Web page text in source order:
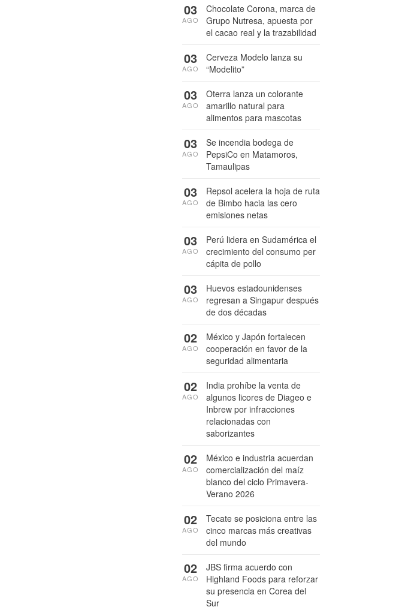
Chocolate Corona, marca de
Grupo Nutresa, apuesta por
el cacao real y la trazabilidad
03
AGO
Cerveza Modelo lanza su
“Modelito”
03
AGO
Oterra lanza un colorante
amarillo natural para
alimentos para mascotas
03
AGO
Se incendia bodega de
PepsiCo en Matamoros,
Tamaulipas
03
AGO
Repsol acelera la hoja de ruta
de Bimbo hacia las cero
emisiones netas
03
AGO
Perú lidera en Sudamérica el
crecimiento del consumo per
cápita de pollo
03
AGO
Huevos estadounidenses
regresan a Singapur después
de dos décadas
03
AGO
México y Japón fortalecen
cooperación en favor de la
seguridad alimentaria
02
AGO
India prohíbe la venta de
algunos licores de Diageo e
Inbrew por infracciones
relacionadas con
saborizantes
02
AGO
México e industria acuerdan
comercialización del maíz
blanco del ciclo Primavera-
Verano 2026
02
AGO
Tecate se posiciona entre las
cinco marcas más creativas
del mundo
02
AGO
JBS firma acuerdo con
Highland Foods para reforzar
su presencia en Corea del
Sur
02
AGO